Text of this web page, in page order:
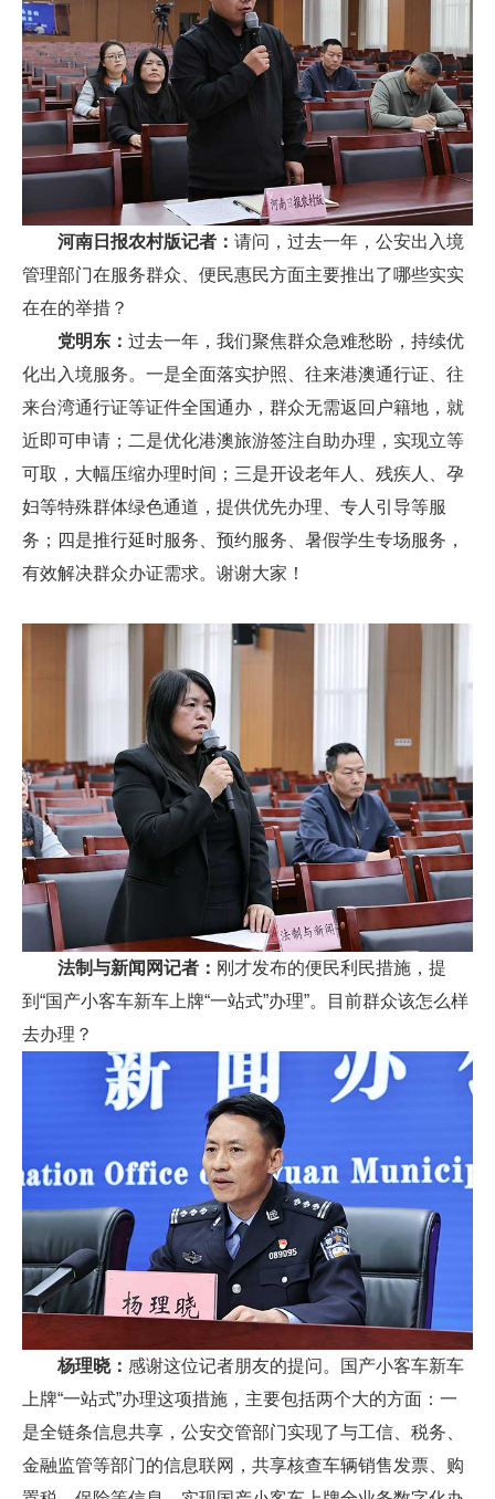
河南日报农村版记者： 请问，过去一年，公安出入境
管理部门在服务群众、便民惠民方面主要推出了哪些实实
在在的举措？
党明东： 过去一年，我们聚焦群众急难愁盼，持续优
化出入境服务。一是全面落实护照、往来港澳通行证、往
来台湾通行证等证件全国通办，群众无需返回户籍地，就
近即可申请；二是优化港澳旅游签注自助办理，实现立等
可取，大幅压缩办理时间；三是开设老年人、残疾人、孕
妇等特殊群体绿色通道，提供优先办理、专人引导等服
务；四是推行延时服务、预约服务、暑假学生专场服务，
有效解决群众办证需求。谢谢大家！
法制与新闻网记者： 刚才发布的便民利民措施，提
到“国产小客车新车上牌“一站式”办理”。目前群众该怎么样
去办理？
杨理晓： 感谢这位记者朋友的提问。国产小客车新车
上牌“一站式”办理这项措施，主要包括两个大的方面：一
是全链条信息共享，公安交管部门实现了与工信、税务、
金融监管等部门的信息联网，共享核查车辆销售发票、购